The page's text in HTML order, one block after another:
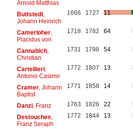
Arnold Matthias
Buttstedt,
Johann Heinrich
1666 1727 11
Camerloher,
Placidus von
1718 1782 64
Cannabich,
Christian
1731 1798 54
Cartellieri,
Antonio Casimir
1772 1807 13
Cramer, Johann
Baptist
1771 1858 14
Danzi, Franz 1763 1826
22
Destouches
Franz Seraph
1772 1844 13